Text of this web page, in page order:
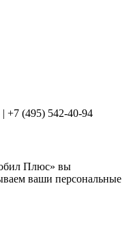
(495) 542-40-94
Плюс» вы
ваши персональные